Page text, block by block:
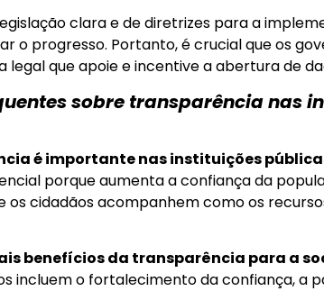
clara e de diretrizes para a
o progresso. Portanto, é crucial que os
que apoie e incentive a abertura de
sobre transparência nas
é importante nas instituições
porque aumenta a confiança da
os cidadãos acompanhem como os
benefícios da transparência para a
incluem o fortalecimento da confiança, a